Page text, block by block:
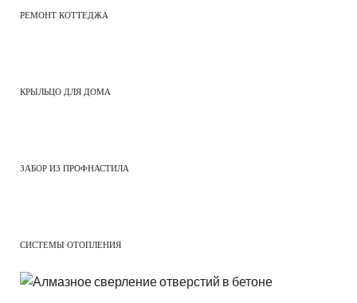
РЕМОНТ КОТТЕДЖА
КРЫЛЬЦО ДЛЯ ДОМА
ЗАБОР ИЗ ПРОФНАСТИЛА
СИСТЕМЫ ОТОПЛЕНИЯ